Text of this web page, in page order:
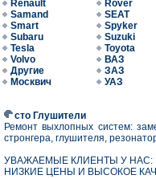
Renault
Rover
Samand
SEAT
Smart
Spyker
Subaru
Suzuki
Tesla
Toyota
Volvo
ВАЗ
Другие
ЗАЗ
Москвич
УАЗ
сто Глушители
Ремонт выхлопных систем:
стронгера, глушителя,
УВАЖАЕМЫЕ КЛИЕНТЫ У НАС:
НИЗКИЕ ЦЕНЫ И ВЫСОКОЕ